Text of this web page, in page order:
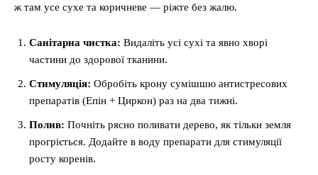
ж там усе сухе та коричневе — ріжте без жалю.
Санітарна чистка: Видаліть усі сухі та явно хворі
частини до здорової тканини.
Стимуляція: Обробіть крону сумішшю антистресових
препаратів (Епін + Циркон) раз на два тижні.
Полив: Почніть рясно поливати дерево, як тільки земля
прогріється. Додайте в воду препарати для стимуляції
росту коренів.